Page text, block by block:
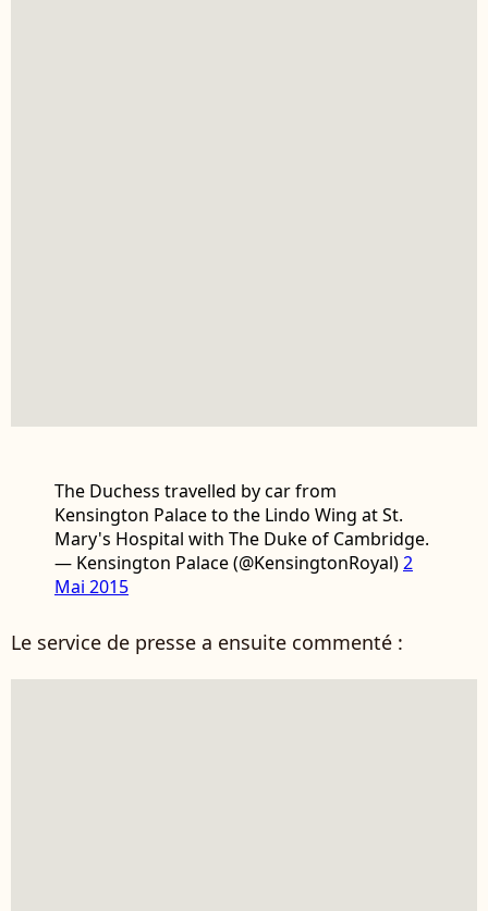
The Duchess travelled by car from
Kensington Palace to the Lindo Wing at St.
Mary's Hospital with The Duke of Cambridge.
— Kensington Palace (@KensingtonRoyal)2
Mai 2015
Le service de presse a ensuite commenté :